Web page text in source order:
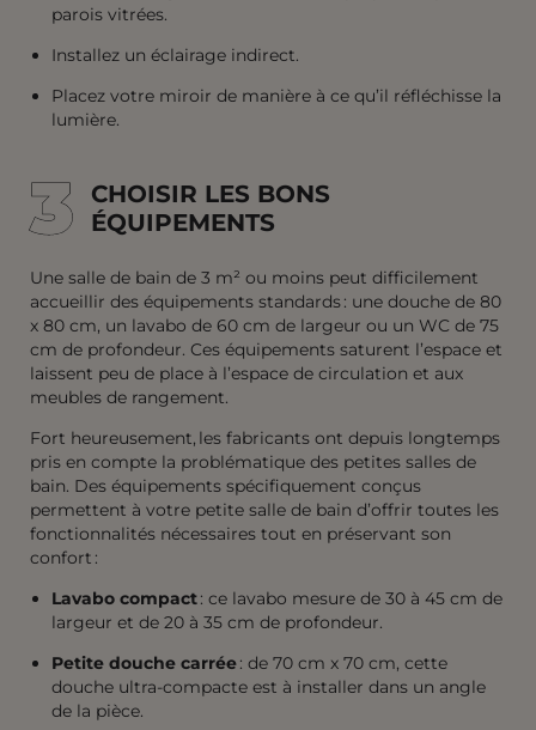
parois vitrées.
Installez un éclairage indirect.
Placez votre miroir de manière à ce qu’il réfléchisse la
lumière.
3
3
CHOISIR LES BONS
ÉQUIPEMENTS
Une salle de bain de 3 m² ou moins peut difficilement
accueillir des équipements standards : une douche de 80
x 80 cm, un lavabo de 60 cm de largeur ou un WC de 75
cm de profondeur. Ces équipements saturent l’espace et
laissent peu de place à l’espace de circulation et aux
meubles de rangement.
Fort heureusement, les fabricants ont depuis longtemps
pris en compte la problématique des petites salles de
bain. Des équipements spécifiquement conçus
permettent à votre petite salle de bain d’offrir toutes les
fonctionnalités nécessaires tout en préservant son
confort :
Lavabo compact: ce lavabo mesure de 30 à 45 cm de
largeur et de 20 à 35 cm de profondeur.
Petite douche carrée: de 70 cm x 70 cm, cette
douche ultra-compacte est à installer dans un angle
de la pièce.